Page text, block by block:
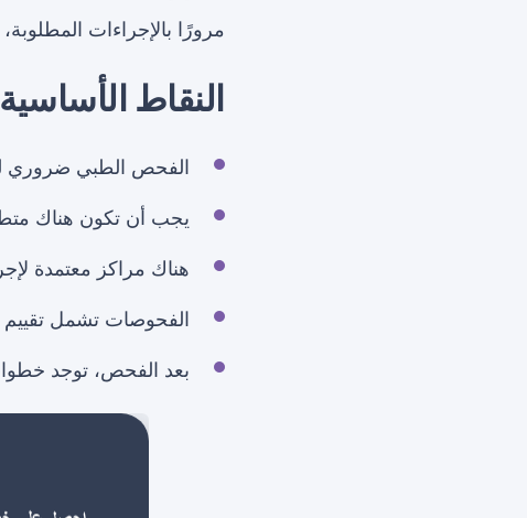
مرورًا بالإجراءات
النقاط الأساسية
الفحص الطبي ضروري
يجب أن تكون هناك
هناك مراكز معتمدة
الفحوصات تشمل
بعد الفحص، توجد